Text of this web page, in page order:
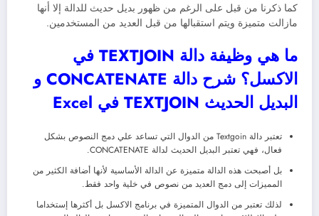
كما ذكرنا من قبل على الرغم من ظهور بديل حديث للدالة إلا أنها
مازالت متميزة ويتم استقبالها من قبل العديد من المستخدمين.
ما هي وظيفة دالة TEXTJOIN في
الاكسل؟ شرح دالة CONCATENATE و
البديل الحديث TEXTJOIN في Excel
تعتبر دالة Textgoin من الدوال التي تساعد علي دمج النصوص بشكل
فعال، فهي تعتبر البديل الحديث لدالة CONCATENATE.
بل أصبحت هذه الدالة متميزة عن الدالة الأساسية لأنها أضافة الكثير من
المميزات إلى دمج العديد من نصوص في خلية واحد فقط.
لذلك تعتبر من الدوال المتميزة في برنامج الاكسل بل أكثرها إستخداما